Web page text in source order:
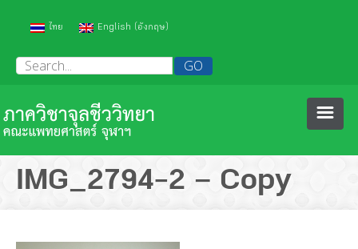
ไทย English (อังกฤษ)
หน้าหลัก
IMG_2794-2 – Copy